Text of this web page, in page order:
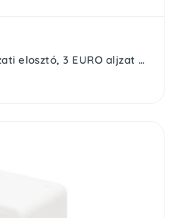
Home NV 23/WH hálózati elosztó, 3 EURO aljzat gyermekvédelemmel ellátva, max. 3 x 500 W, fehér